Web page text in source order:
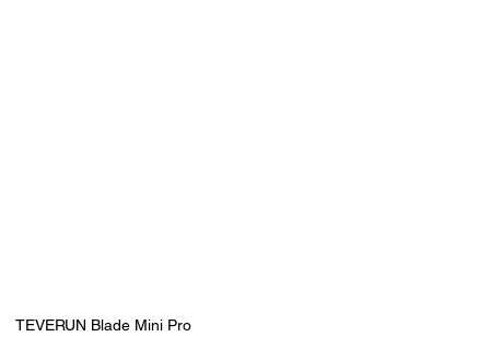
TEVERUN Blade Mini Pro